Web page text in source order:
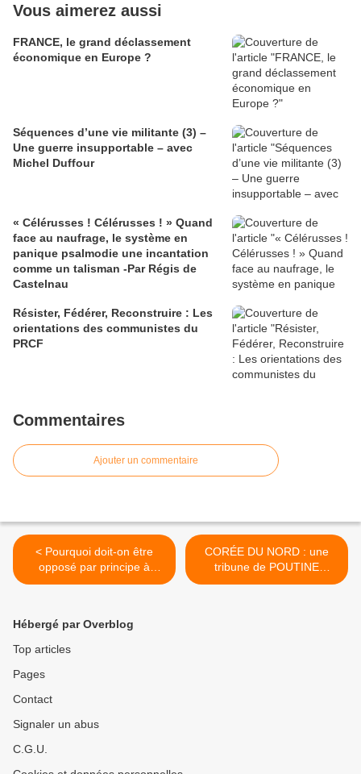
Vous aimerez aussi
FRANCE, le grand déclassement
économique en Europe ?
Séquences d’une vie militante (3) –
Une guerre insupportable – avec
Michel Duffour
« Célérusses ! Célérusses ! » Quand
face au naufrage, le système en
panique psalmodie une incantation
comme un talisman -Par Régis de
Castelnau
Résister, Fédérer, Reconstruire : Les
orientations des communistes du
PRCF
Commentaires
Ajouter un commentaire
< Pourquoi doit-on être
opposé par principe à
L’IMMIGRATION de
CORÉE DU NORD : une
tribune de POUTINE
publiée dans le quotidien
Hébergé par Overblog
Top articles
Pages
Contact
Signaler un abus
C.G.U.